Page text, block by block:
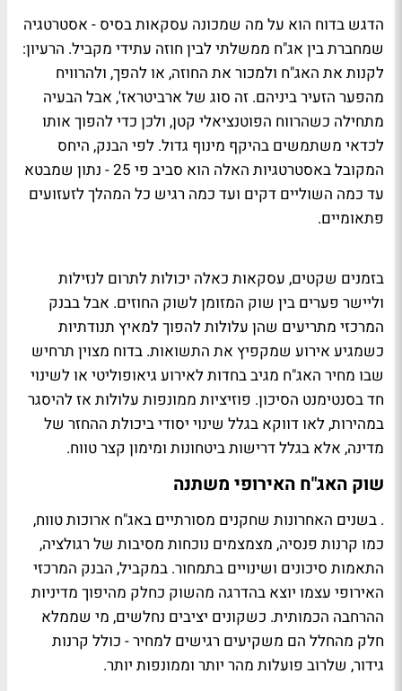
הדגש בדוח הוא על מה שמכונה עסקאות בסיס - אסטרטגיה
שמחברת בין אג"ח ממשלתי לבין חוזה עתידי מקביל. הרעיון:
לקנות את האג"ח ולמכור את החוזה, או להפך, ולהרוויח
מהפער הזעיר ביניהם. זה סוג של ארביטראז', אבל הבעיה
מתחילה כשהרווח הפוטנציאלי קטן, ולכן כדי להפוך אותו
לכדאי משתמשים בהיקף מינוף גדול. לפי הבנק, היחס
המקובל באסטרטגיות האלה הוא סביב פי 25 - נתון שמבטא
עד כמה השוליים דקים ועד כמה רגיש כל המהלך לזעזועים
פתאומיים.
בזמנים שקטים, עסקאות כאלה יכולות לתרום לנזילות
וליישר פערים בין שוק המזומן לשוק החוזים. אבל בבנק
המרכזי מתריעים שהן עלולות להפוך למאיץ תנודתיות
כשמגיע אירוע שמקפיץ את התשואות. בדוח מצוין תרחיש
שבו מחיר האג"ח מגיב בחדות לאירוע גיאופוליטי או לשינוי
חד בסנטימנט הסיכון. פוזיציות ממונפות עלולות אז להיסגר
במהירות, לאו דווקא בגלל שינוי יסודי ביכולת ההחזר של
מדינה, אלא בגלל דרישות ביטחונות ומימון קצר טווח.
שוק האג"ח האירופי משתנה
. בשנים האחרונות שחקנים מסורתיים באג"ח ארוכות טווח,
כמו קרנות פנסיה, מצמצמים נוכחות מסיבות של רגולציה,
התאמות סיכונים ושינויים בתמחור. במקביל, הבנק המרכזי
האירופי עצמו יוצא בהדרגה מהשוק כחלק מהיפוך מדיניות
ההרחבה הכמותית. כשקונים יציבים נחלשים, מי שממלא
חלק מהחלל הם משקיעים רגישים למחיר - כולל קרנות
גידור, שלרוב פועלות מהר יותר וממונפות יותר.